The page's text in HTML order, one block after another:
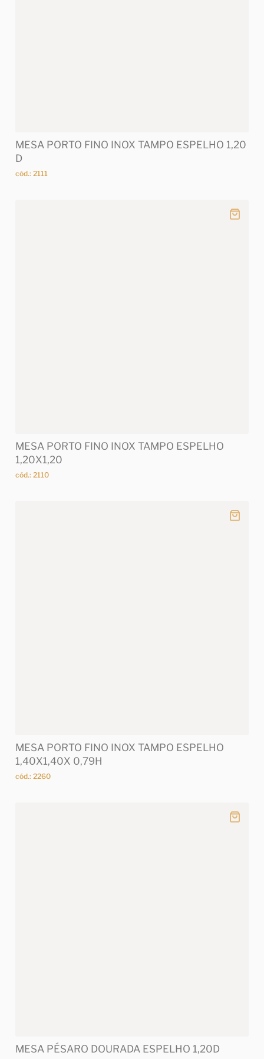
MESA PORTO FINO INOX TAMPO ESPELHO 1,20
D
cód.: 2111
MESA PORTO FINO INOX TAMPO ESPELHO
1,20X1,20
cód.: 2110
MESA PORTO FINO INOX TAMPO ESPELHO
1,40X1,40X 0,79H
cód.: 2260
MESA PÉSARO DOURADA ESPELHO 1,20D